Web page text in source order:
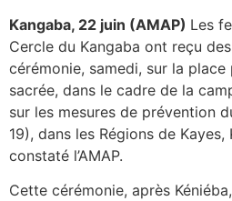
Kangaba, 22 juin (AMAP) Les
Cercle du Kangaba ont reçu
cérémonie, samedi, sur la
sacrée, dans le cadre de la
sur les mesures de prévention
19), dans les Régions de
constaté l’AMAP.
Cette cérémonie, après